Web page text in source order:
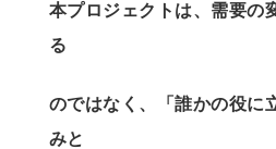
本プロジェクトは、需要の
る
のではなく、
「誰かの役
みと